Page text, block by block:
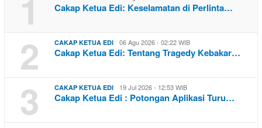
1 Cakap Ketua Edi: Keselamatan di Perlinta…
2 CAKAP KETUA EDI 06 Agu 2026 - 02:22 WIB
Cakap Ketua Edi: Tentang Tragedy Kebakar…
3 CAKAP KETUA EDI 19 Jul 2026 - 12:53 WIB
Cakap Ketua Edi : Potongan Aplikasi Turu…